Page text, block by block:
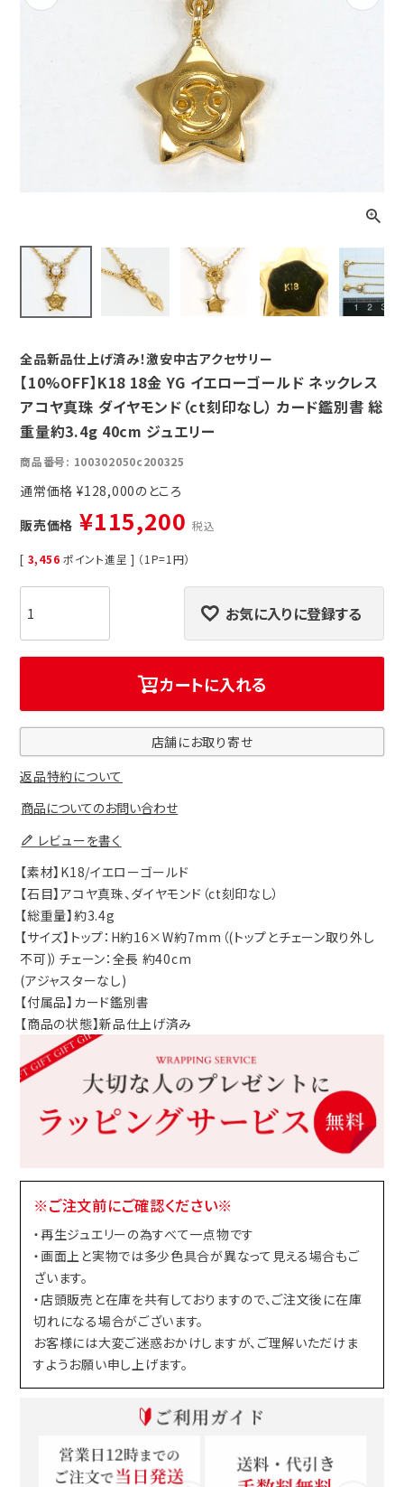
Previous Next
全品新品仕上げ済み！激安中古アクセサリー
【10%OFF】K18 18金 YG イエローゴールド ネックレス
アコヤ真珠 ダイヤモンド（ct刻印なし） カード鑑別書 総
重量約3.4g 40cm ジュエリー
商品番号 100302050c200325
通常価格 ¥128,000
販売価格 ¥115,200 税込
[ 3,456 ポイント進呈 ] （1P=1円）
お気に入りに登録する
カートに入れる
店舗にお取り寄せ
返品特約について
商品についてのお問い合わせ
レビューを書く
【素材】K18/イエローゴールド
【石目】アコヤ真珠、ダイヤモンド（ct刻印なし）
【総重量】約3.4g
【サイズ】トップ：H約16×W約7mm（(トップとチェーン取り外し
不可)）チェーン：全長 約40cm
(アジャスターなし)
【付属品】カード鑑別書
【商品の状態】新品仕上げ済み
※ご注文前にご確認ください※
・再生ジュエリーの為すべて一点物です
・画面上と実物では多少色具合が異なって見える場合もご
ざいます。
・店頭販売と在庫を共有しておりますので、ご注文後に在庫
切れになる場合がございます。
お客様には大変ご迷惑おかけしますが、ご理解いただけま
すようお願い申し上げます。